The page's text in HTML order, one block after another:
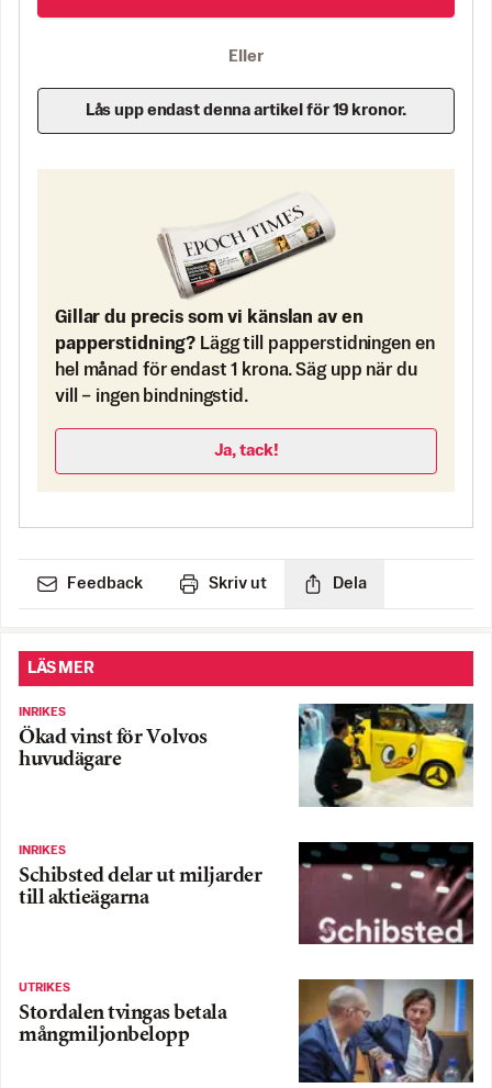
Eller
Lås upp endast denna artikel för 19 kronor.
Gillar du precis som vi känslan av en
papperstidning? Lägg till papperstidningen en
hel månad för endast 1 krona. Säg upp när du
vill – ingen bindningstid.
Ja, tack!
Feedback Skriv ut Dela
LÄS MER
INRIKES
Ökad vinst för Volvos
huvudägare
INRIKES
Schibsted delar ut miljarder
till aktieägarna
UTRIKES
Stordalen tvingas betala
mångmiljonbelopp